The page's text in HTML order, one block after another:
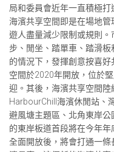
局和委員會近年一直積極打
海濱共享空間即是在場地
遊人盡量減少限制或規則
步、閒坐、踏單車、踏滑
的情況下，發揮創意按喜
空間於2020年開放，位於
迎。其後，海濱共享空間
HarbourChill海濱休閒站、
避風塘主題區、北角東岸
的東岸板道首段將在今年
全面開放後，將會打通一